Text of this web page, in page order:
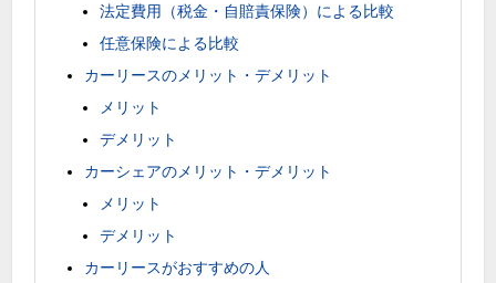
法定費用（税金・自賠責保険）による比較
任意保険による比較
カーリースのメリット・デメリット
メリット
デメリット
カーシェアのメリット・デメリット
メリット
デメリット
カーリースがおすすめの人